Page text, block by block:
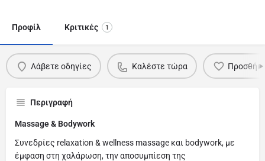
Προφίλ Κριτικές 1
Λάβετε οδηγίες Καλέστε τώρα
Περιγραφή
Massage & Bodywork
Συνεδρίες relaxation & wellness massage και bodywork, με
έμφαση στη χαλάρωση, την αποσυμπίεση της